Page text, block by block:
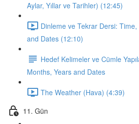
Aylar, Yıllar ve Tarihler) (12:45)
Dinleme ve Tekrar Dersi:
and Dates (12:10)
Hedef Kelimeler ve Cümle
Months, Years and Dates
The Weather (Hava) (4:39)
11. Gün